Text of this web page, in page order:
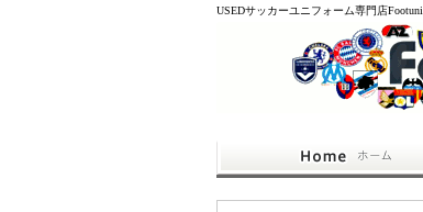
USEDサッカーユニフォーム専門店Footuni